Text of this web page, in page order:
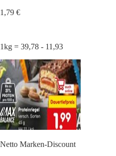
1,79 €
1kg = 39,78 - 11,93
Netto Marken-Discount